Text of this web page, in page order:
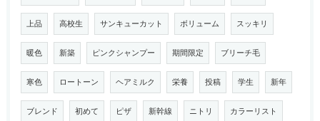
上品 高校生 サンキューカット ボリューム スッキリ
暖色 新築 ピンクシャンプー 期間限定 ブリーチ毛
寒色 ロートーン ヘアミルク 栄養 投稿 学生 新年
ブレンド 初めて ピザ 新幹線 ニトリ カラーリスト